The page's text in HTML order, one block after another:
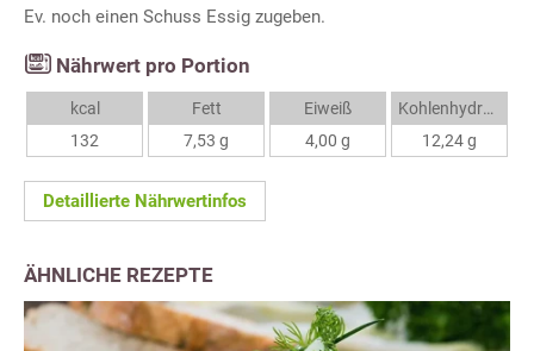
Ev. noch einen Schuss Essig zugeben.
Nährwert pro Portion
kcal
132
Fett
7,53 g
Eiweiß
4,00 g
Kohlenhydrate
12,24 g
Detaillierte Nährwertinfos
ÄHNLICHE REZEPTE